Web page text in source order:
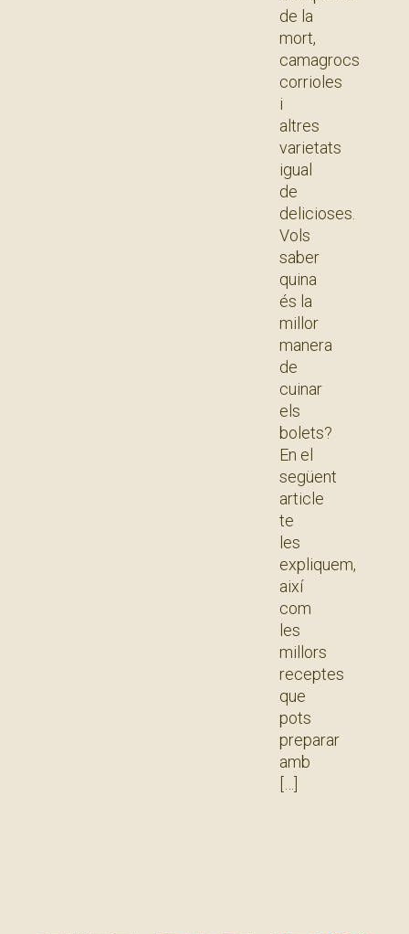
de la
mort,
camagrocs
corrioles
i
altres
varietats
igual
de
delicioses.
Vols
saber
quina
és la
millor
manera
de
cuinar
els
bolets?
En el
següent
article
te
les
expliquem,
així
com
les
millors
receptes
que
pots
preparar
amb